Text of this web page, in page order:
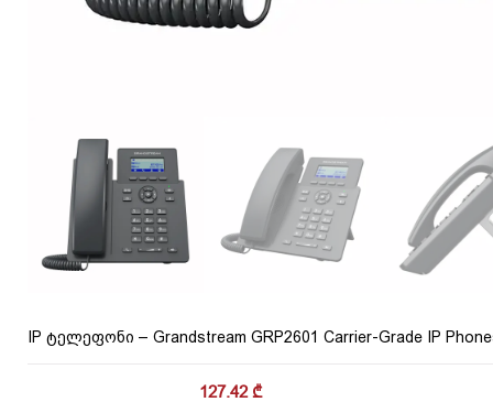
IP ტელეფონი – Grandstream GRP2601 Carrier-Grade IP
127.42₾